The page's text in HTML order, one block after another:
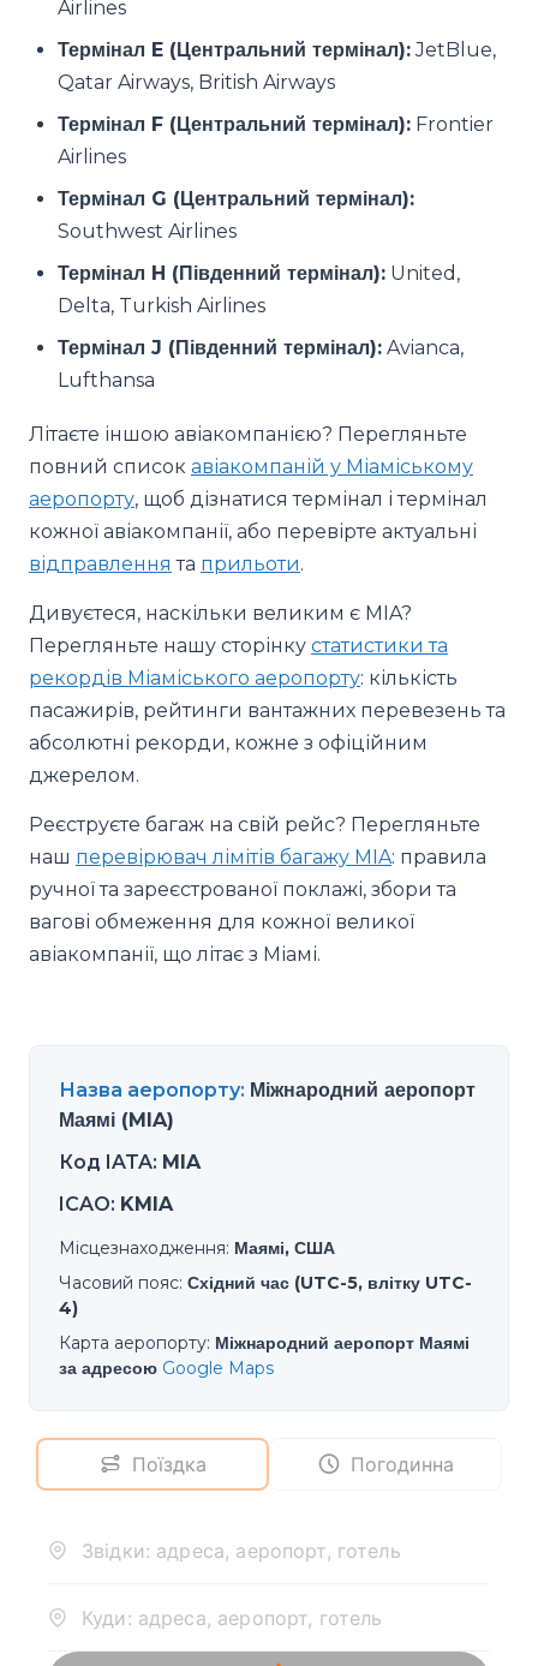
Airlines
Термінал E (Центральний термінал):JetBlue,
Qatar Airways, British Airways
Термінал F (Центральний термінал): Frontier
Airlines
Термінал G (Центральний термінал):
Southwest Airlines
Термінал H (Південний термінал): United,
Delta, Turkish Airlines
Термінал J (Південний термінал): Avianca,
Lufthansa
Літаєте іншою авіакомпанією? Перегляньте
повний список авіакомпаній у Міаміському
аеропорту, щоб дізнатися термінал і термінал
кожної авіакомпанії, або перевірте актуальні
відправлення та прильоти.
Дивуєтеся, наскільки великим є MIA?
Перегляньте нашу сторінку статистики та
рекордів Міаміського аеропорту: кількість
пасажирів, рейтинги вантажних перевезень та
абсолютні рекорди, кожне з офіційним
джерелом.
Реєструєте багаж на свій рейс? Перегляньте
наш перевірювач лімітів багажу MIA: правила
ручної та зареєстрованої поклажі, збори та
вагові обмеження для кожної великої
авіакомпанії, що літає з Міамі.
Назва аеропорту: Міжнародний аеропорт
Маямі (MIA)
Код IATA: MIA
ICAO: KMIA
Місцезнаходження: Маямі, США
Часовий пояс: Східний час (UTC-5, влітку UTC-
4)
Карта аеропорту: Міжнародний аеропорт Маямі
за адресою Google Maps